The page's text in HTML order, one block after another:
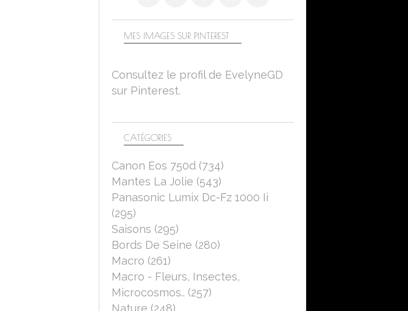
CATÉGORIES
Canon Eos 750d (734)
Mantes La Jolie (543)
Panasonic Lumix Dc-Fz 1000 Ii
(295)
Saisons (295)
Bords De Seine (280)
Macro (261)
Macro - Fleurs, Insectes,
Microcosmos.. (257)
Nature (248)
MES IMAGES SUR PINTEREST
Consultez le profil de EvelyneGD
sur Pinterest.